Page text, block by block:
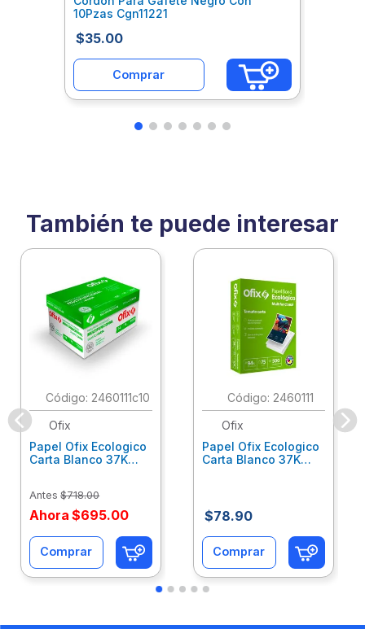
10Pzas Cgn11221
$35.00
Comprar
También te puede interesar
: 2460111c10
Ofix
Papel Ofix Ecologico
Carta Blanco 37K
Antes $718.00
Ahora $695.00
Comprar
: 2460111
Ofix
Papel Ofix Ecologico
Carta Blanco 37K
$78.90
Comprar